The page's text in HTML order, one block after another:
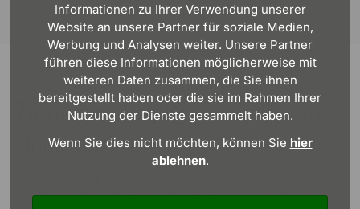
Informationen zu Ihrer Verwendung unserer
Website an unsere Partner für soziale Medien,
Werbung und Analysen weiter. Unsere Partner
führen diese Informationen möglicherweise mit
weiteren Daten zusammen, die Sie ihnen
bereitgestellt haben oder die sie im Rahmen Ihrer
Nutzung der Dienste gesammelt haben.
Wenn Sie dies nicht möchten, können Sie hier
ablehnen.
Zufriedene BauherrInnen: Unsere
Homestories
den Roomtour-Videos mit unseren Viebrockhaus-